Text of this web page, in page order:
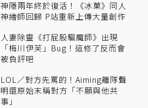
神隱兩年終於復活！《冰菓》同人
神繪師回歸 P站重新上傳大量創作
人妻除靈《打屁股驅魔師》出現
「梅川伊芙」Bug！這修了反而會
被負評吧
LOL／對方先罵的！Aiming離隊聲
明還原始末稱對方「不願與他共
事」